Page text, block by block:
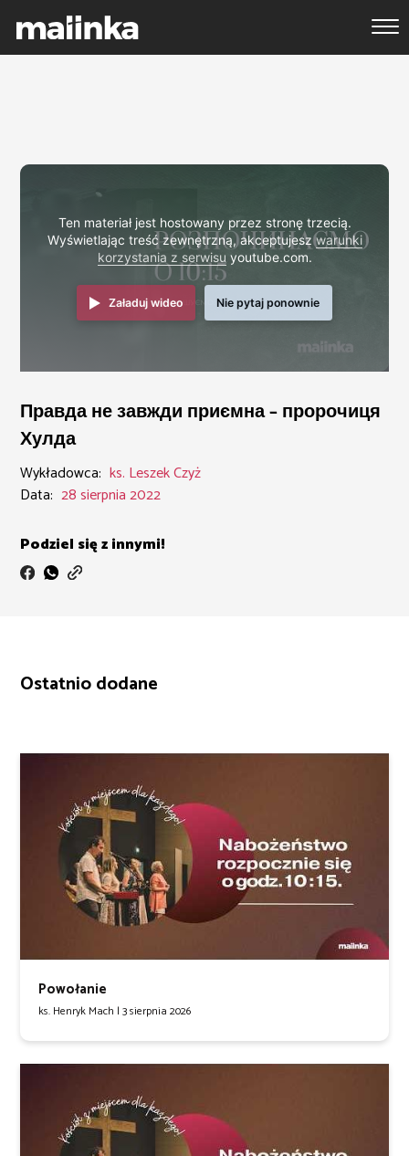
Ten materiał jest hostowany przez stronę trzecią.
Wyświetlając treść zewnętrzną, akceptujeszwarunki
korzystania z serwisu youtube.com.
Załaduj wideo Nie pytaj ponownie
Правда не завжди приємна – пророчиця
Хулда
Wykładowca: ks. Leszek Czyż
Data: 28 sierpnia 2022
Podziel się z innymi!
Ostatnio dodane
Powołanie
ks. Henryk Mach | 3 sierpnia 2026